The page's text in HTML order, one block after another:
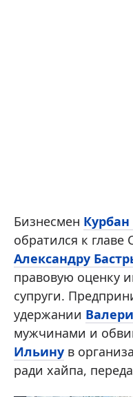
Бизнесмен
обратился к главе
Александру
правовую оценку
супруги.
удержании
мужчинами и
Ильину в
ради хайпа,